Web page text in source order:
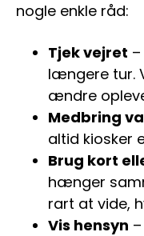
nogle enkle råd:
Tjek vejret
længere tur.
ændre
Medbring
altid kiosker
Brug kort
hænger
rart at vide,
Vis hensyn